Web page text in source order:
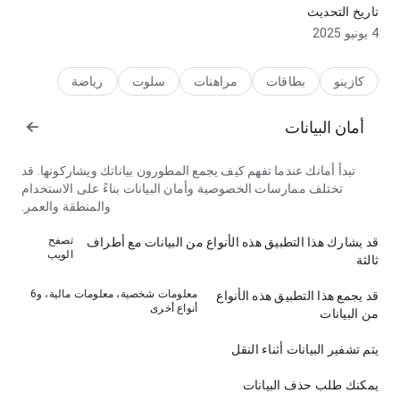
بمستوى مركز في جانب تدفق التنقل بعد العودة إلى الصفحة لاحقا؛
تاريخ التحديث
4 يونيو 2025
كازينو بطاقات مراهنات سلوت رياضة
أمان البيانات
تبدأ أمانك عندما تفهم كيف يجمع المطورون بياناتك ويشاركونها. قد
تختلف ممارسات الخصوصية وأمان البيانات بناءً على الاستخدام
والمنطقة والعمر.
قد يشارك هذا التطبيق هذه الأنواع من البيانات مع أطراف
ثالثة
تصفح
الويب
قد يجمع هذا التطبيق هذه الأنواع
من البيانات
معلومات شخصية، معلومات مالية، و6
أنواع أخرى
يتم تشفير البيانات أثناء النقل
يمكنك طلب حذف البيانات